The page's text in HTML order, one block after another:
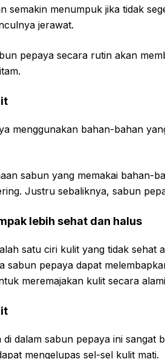
semakin menumpuk jika tidak
jerawat.
pepaya secara rutin akan
menggunakan bahan-bahan
sabun yang memakai bahan-
Justru sebaliknya, sabun
lebih sehat dan halus
satu ciri kulit yang tidak sehat
sabun pepaya dapat
meremajakan kulit secara
di dalam sabun pepaya ini sangat
mengelupas sel-sel kulit mati.